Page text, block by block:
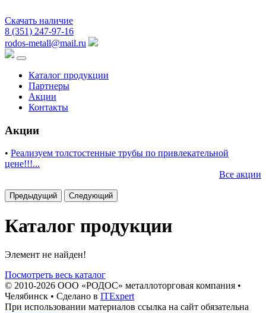
Скачать наличие
8 (351) 247-97-16
rodos-metall@mail.ru
Каталог продукции
Партнеры
Акции
Контакты
Акции
• Реализуем толстостенные трубы по привлекательной
цене!!!...
Все акции
Предыдущий Следующий
Каталог продукции
Элемент не найден!
Посмотреть весь каталог
© 2010-2026 ООО «РОДОС» металлоторговая компания •
Челябинск • Сделано в ITExpert
При использовании материалов ссылка на сайт обязательна